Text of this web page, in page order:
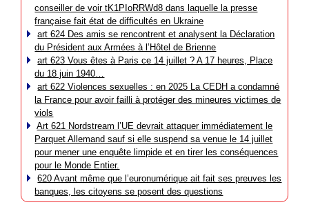
conseiller de voir tK1PIoRRWd8 dans laquelle la presse
française fait état de difficultés en Ukraine
art 624 Des amis se rencontrent et analysent la Déclaration
du Président aux Armées à l’Hôtel de Brienne
art 623 Vous êtes à Paris ce 14 juillet ? A 17 heures, Place
du 18 juin 1940…
art 622 Violences sexuelles : en 2025 La CEDH a condamné
la France pour avoir failli à protéger des mineures victimes de
viols
Art 621 Nordstream l’UE devrait attaquer immédiatement le
Parquet Allemand sauf si elle suspend sa venue le 14 juillet
pour mener une enquête limpide et en tirer les conséquences
pour le Monde Entier.
620 Avant même que l’euronumérique ait fait ses preuves les
banques, les citoyens se posent des questions